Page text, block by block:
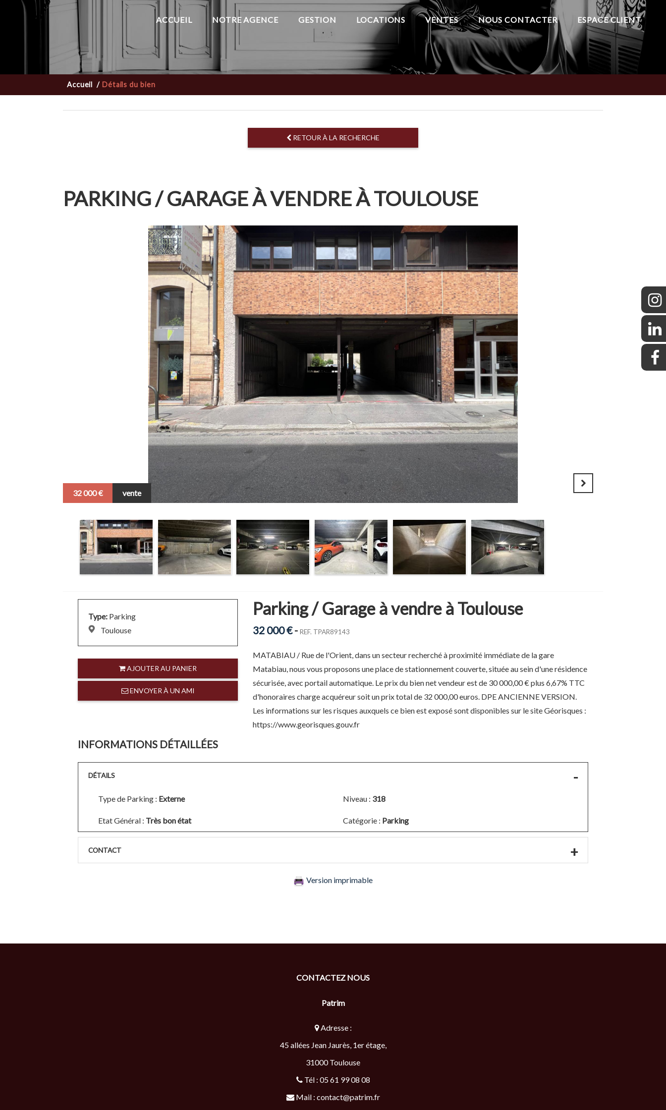
ACCUEIL NOTRE AGENCE GESTION LOCATIONS VENTES NOUS CONTACTER ESPACE CLIENT
Accueil/ Détails du bien
RETOUR À LA RECHERCHE
PARKING / GARAGE À VENDRE À TOULOUSE
32 000 € vente
Type:Parking
Toulouse
AJOUTER AU PANIER
ENVOYER À UN AMI
Parking / Garage à vendre à Toulouse
32 000 €-REF. TPAR89143
MATABIAU / Rue de l'Orient, dans un secteur recherché à proximité immédiate de la gare
Matabiau, nous vous proposons une place de stationnement couverte, située au sein d'une résidence
sécurisée, avec portail automatique. Le prix du bien net vendeur est de 30 000,00 € plus 6,67% TTC
d'honoraires charge acquéreur soit un prix total de 32 000,00 euros. DPE ANCIENNE VERSION.
Les informations sur les risques auxquels ce bien est exposé sont disponibles sur le site Géorisques :
https://www.georisques.gouv.fr
INFORMATIONS DÉTAILLÉES
DÉTAILS
Type de Parking : Externe Niveau : 318
Etat Général : Très bon état Catégorie : Parking
CONTACT
Version imprimable
CONTACTEZ NOUS
Patrim
Adresse :
45 allées Jean Jaurès, 1er étage,
31000 Toulouse
Tél : 05 61 99 08 08
Mail : contact@patrim.fr